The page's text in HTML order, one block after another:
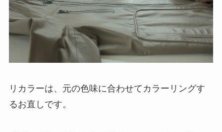
リカラーは、元の色味に合わせてカラーリングす
るお直しです。